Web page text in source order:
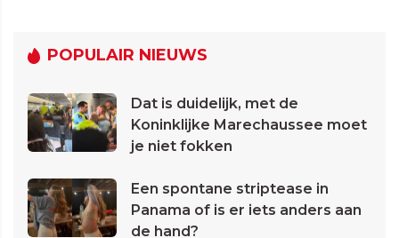
POPULAIR NIEUWS
Dat is duidelijk, met de
Koninklijke Marechaussee moet
je niet fokken
Een spontane striptease in
Panama of is er iets anders aan
de hand?